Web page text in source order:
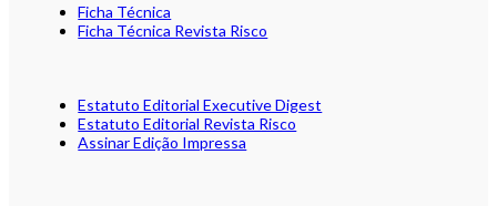
Ficha Técnica
Ficha Técnica Revista Risco
Estatuto Editorial Executive Digest
Estatuto Editorial Revista Risco
Assinar Edição Impressa